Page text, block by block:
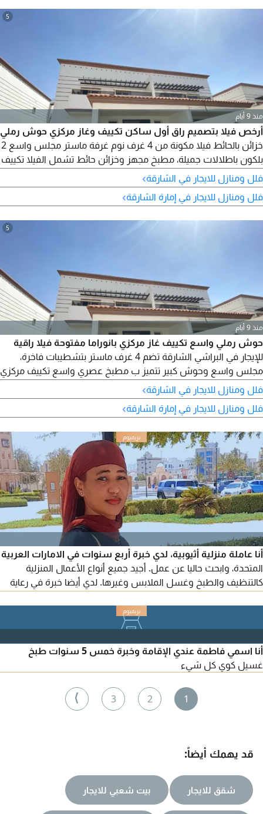
5
منذ 9 أيام
أرخص فيلا بتصميم راق أول ساكن تكييف وغاز مركزي حوش رملي
خزائن بالحائط فيلا مكونة من 4 غرف نوم غرفة ماستر مجلس واسع 2
بلكون باطلالات جميلة، مطبخ مجهز وخزائن حائط تشمل الفيلا تكييف
مركزي غرفة غسيل وموقف مغطى للسيارات موقع هادئ وراقي
قريب من الطرق الرئيسية والمرافق الأساسية مثل المدارس
والمستشفيات الصيانة مجانية طوال فترة الإيجار مع تشطيبات
فلل ومنازل للايجار في الشارقة›
فلل ومنازل للايجار في إمارة الشارقة›
5
منذ 9 أيام
حوش رملي واسع تكييف غاز مركزي بانوراما مفتوحة فيلا راقية
للإيجار في البراشي الشارقة تضم 4 غرف ماستر بتشطيبات فاخرة،
مجلس واسع وحوش كبير تتميز ب مطبخ عصري واسع تكييف مركزي
وموقف مغطى الموقع استراتيجي بالقرب من الطرق الرئيسية،
المدارس، والمرافق التجارية، مع صيانة مجانية طوال فترة الإيجار. اتصل
الآن لحجز موعد والمعاينة فيلا راقي
فلل ومنازل للايجار في الشارقة›
فلل ومنازل للايجار في إمارة الشارقة›
أنا عاملة منزلية أثيوبية، لدي خبرة أربع سنوات في الامارات العربية
المتحدة، وابحث حاليا عن عمل. أجيد جميع أنواع الأعمال المنزلية
كالتنظيف والطبخ وغسل الملابس وغيرها. لدي أيضا خبرة في رعاية
منزلية أو مربية، يرجى التواصل معي عبر المعلومات المذكورة ادناه
أنا اسمي فاطمة عندي الإقامة وخبرة خمس 5 سنوات طبخ
غسيل كوي كل شيء
1
2
3
⟩
قد يهمك أيضاً:
شقق للايجار بيت شعبي للايجار